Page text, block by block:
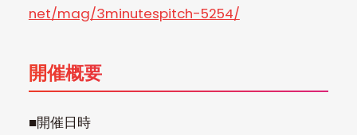
net/mag/3minutespitch-5254/
開催概要
■開催日時